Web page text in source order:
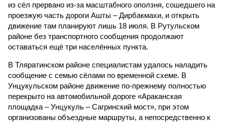
из сёл прервано из-за масштабного оползня, сошедшего на
проезжую часть дороги Ашты – Дирбакмахи, и открыть
движение там планируют лишь 18 июля. В Рутульском
районе без транспортного сообщения продолжают
оставаться ещё три населённых пункта.
В Тляратинском районе специалистам удалось наладить
сообщение с семью сёлами по временной схеме. В
Унцукульском районе движение по-прежнему полностью
перекрыто на автомобильной дороге «Араканская
площадка – Унцукуль – Сагринский мост», при этом
организованы объездные маршруты, а непосредственно к